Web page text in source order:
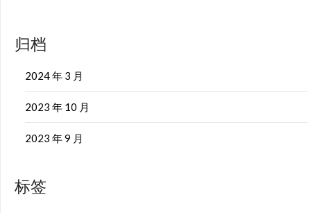
归档
2024 年 3 月
2023 年 10 月
2023 年 9 月
标签